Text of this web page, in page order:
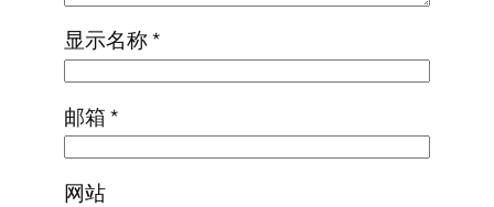
显示名称*
邮箱*
网站